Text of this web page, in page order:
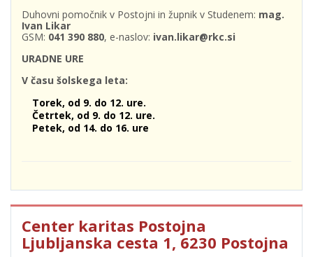
Duhovni pomočnik v Postojni in župnik v Studenem: mag.
Ivan Likar
GSM: 041 390 880, e-naslov: ivan.likar@rkc.si
URADNE URE
V času šolskega leta:
Torek, od 9. do 12. ure.
Četrtek, od 9. do 12. ure.
Petek, od 14. do 16. ure
Center karitas Postojna
Ljubljanska cesta 1, 6230 Postojna